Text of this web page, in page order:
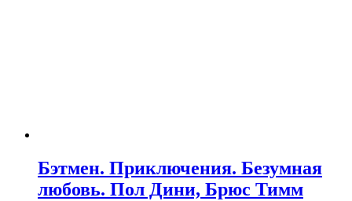
Бэтмен. Приключения. Безумная
любовь. Пол Дини, Брюс Тимм